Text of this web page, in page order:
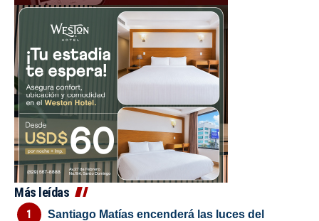
Más leídas
Santiago Matías encenderá las luces del